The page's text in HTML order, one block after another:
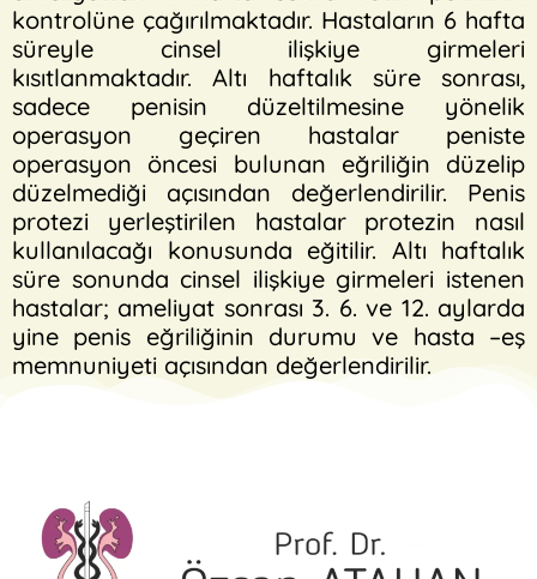
kontrolüne çağırılmaktadır. Hastaların 6 hafta
süreyle cinsel ilişkiye girmeleri
kısıtlanmaktadır. Altı haftalık süre sonrası,
sadece penisin düzeltilmesine yönelik
operasyon geçiren hastalar peniste
operasyon öncesi bulunan eğriliğin düzelip
düzelmediği açısından değerlendirilir. Penis
protezi yerleştirilen hastalar protezin nasıl
kullanılacağı konusunda eğitilir. Altı haftalık
süre sonunda cinsel ilişkiye girmeleri istenen
hastalar; ameliyat sonrası 3. 6. ve 12. aylarda
yine penis eğriliğinin durumu ve hasta –eş
memnuniyeti açısından değerlendirilir.